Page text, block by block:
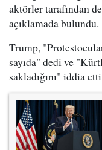
aktörler tarafından
açıklamada bulundu.
Trump,
sayıda" dedi ve
sakladığını" iddia